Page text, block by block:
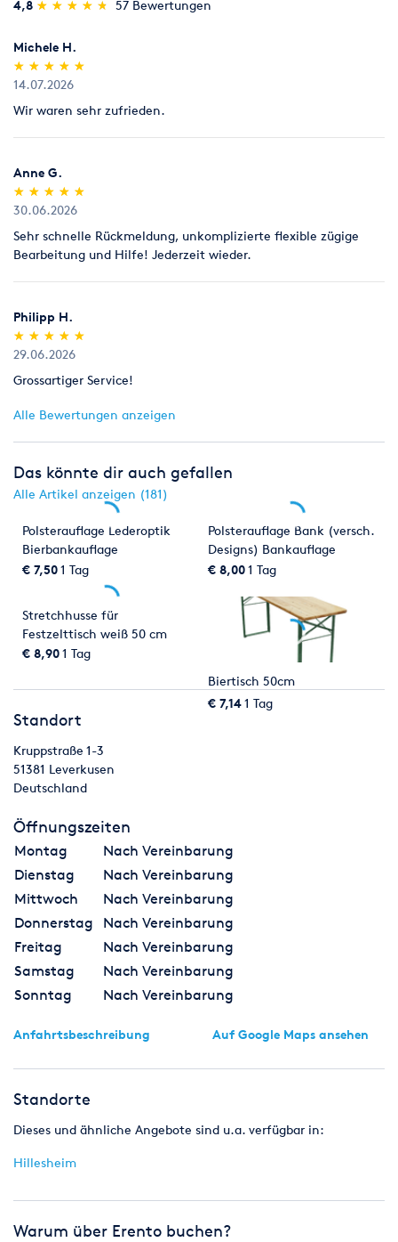
4,8 (*)
★
★
(*) ★
★
(*) ★
★
(*) ★
★
(*) ★
★ 57 Bewertungen
Michele H.
(*)
★
★
(*) ★
★
(*) ★
★
(*) ★
★
(*) ★
★
14.07.2026
Wir waren sehr zufrieden.
Anne G.
(*)
★
★
(*) ★
★
(*) ★
★
(*) ★
★
(*) ★
★
30.06.2026
Sehr schnelle Rückmeldung, unkomplizierte flexible zügige
Bearbeitung und Hilfe! Jederzeit wieder.
Philipp H.
(*)
★
★
(*) ★
★
(*) ★
★
(*) ★
★
(*) ★
★
29.06.2026
Grossartiger Service!
Alle Bewertungen anzeigen
Das könnte dir auch gefallen
Alle Artikel anzeigen (181)
Polsterauflage Lederoptik
Bierbankauflage
€ 7,501 Tag
Polsterauflage Bank (versch.
Designs) Bankauflage
Bankhusse
€ 8,001 Tag
Stretchhusse für
Festzelttisch weiß 50 cm
Biertischhusse
€ 8,901 Tag
Biertisch 50cm
€ 7,141 Tag
Standort
Kruppstraße 1-3
51381 Leverkusen
Deutschland
Öffnungszeiten
Montag
Nach Vereinbarung
Dienstag
Nach Vereinbarung
Mittwoch
Nach Vereinbarung
Donnerstag
Nach Vereinbarung
Freitag
Nach Vereinbarung
Samstag
Nach Vereinbarung
Sonntag
Nach Vereinbarung
Anfahrtsbeschreibung Auf Google Maps ansehen
Standorte
Dieses und ähnliche Angebote sind u.a. verfügbar in:
Hillesheim
Warum über Erento buchen?